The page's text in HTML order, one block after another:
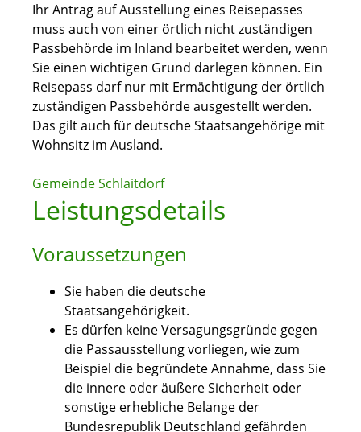
Ihr Antrag auf Ausstellung eines Reisepasses
muss auch von einer örtlich nicht zuständigen
Passbehörde im Inland bearbeitet werden, wenn
Sie einen wichtigen Grund darlegen können. Ein
Reisepass darf nur mit Ermächtigung der örtlich
zuständigen Passbehörde ausgestellt werden.
Das gilt auch für deutsche Staatsangehörige mit
Wohnsitz im Ausland.
Gemeinde Schlaitdorf
Leistungsdetails
Voraussetzungen
Sie haben die deutsche
Staatsangehörigkeit.
Es dürfen keine Versagungsgründe gegen
die Passausstellung vorliegen, wie zum
Beispiel die begründete Annahme, dass Sie
die innere oder äußere Sicherheit oder
sonstige erhebliche Belange der
Bundesrepublik Deutschland gefährden